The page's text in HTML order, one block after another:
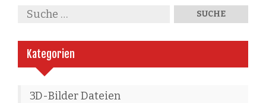
Kategorien
3D-Bilder Dateien